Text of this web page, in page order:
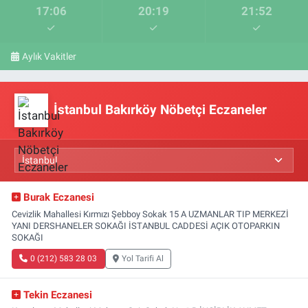
17:06 20:19 21:52
Aylık Vakitler
İstanbul Bakırköy Nöbetçi Eczaneler
Burak Eczanesi
Cevizlik Mahallesi Kırmızı Şebboy Sokak 15 A UZMANLAR TIP MERKEZİ
YANI DERSHANELER SOKAĞI İSTANBUL CADDESİ AÇIK OTOPARKIN
SOKAĞI
0 (212) 583 28 03 Yol Tarifi Al
Tekin Eczanesi